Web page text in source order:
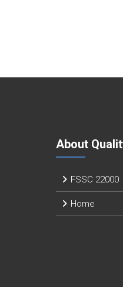
About
FSSC 22000
Home